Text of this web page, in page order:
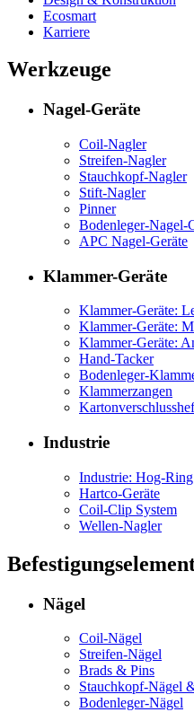
Ecosmart
Karriere
Werkzeuge
Nagel-Geräte
Coil-Nagler
Streifen-Nagler
Stauchkopf-Nagler
Stift-Nagler
Pinner
Bodenleger-Nagel-
APC Nagel-Geräte
Klammer-Geräte
Klammer-Geräte:
Klammer-Geräte:
Klammer-Geräte:
Hand-Tacker
Bodenleger-
Klammerzangen
Industrie
Industrie: Hog-
Hartco-Geräte
Coil-Clip System
Wellen-Nagler
Nägel
Coil-Nägel
Streifen-Nägel
Brads & Pins
Stauchkopf-Nägel
Bodenleger-Nägel